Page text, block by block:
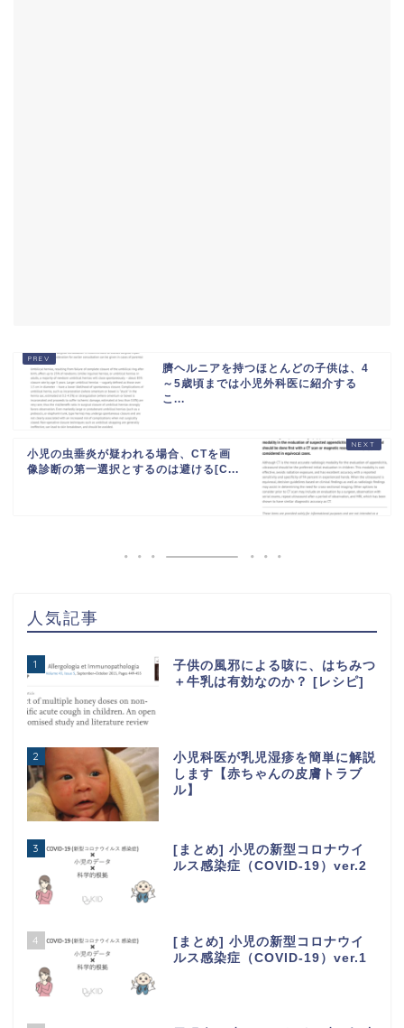
臍ヘルニアを持つほとんどの子供は、4
～5歳頃までは小児外科医に紹介する
こ...
小児の虫垂炎が疑われる場合、CTを画
像診断の第一選択とするのは避ける[C...
人気記事
1
子供の風邪による咳に、はちみつ
＋牛乳は有効なのか？ [レシピ]
2
小児科医が乳児湿疹を簡単に解説
します【赤ちゃんの皮膚トラブ
ル】
3
[まとめ] 小児の新型コロナウイ
ルス感染症（COVID-19）ver.2
4
[まとめ] 小児の新型コロナウイ
ルス感染症（COVID-19）ver.1